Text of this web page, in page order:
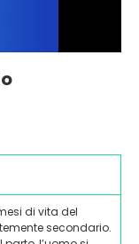
di vita del
secondario.